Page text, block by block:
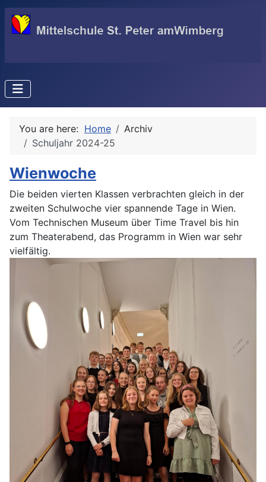
You are here: Home
Archiv
Schuljahr 2024-25
Wienwoche
Die beiden vierten Klassen verbrachten gleich in der
zweiten Schulwoche vier spannende Tage in Wien.
Vom Technischen Museum über Time Travel bis hin
zum Theaterabend, das Programm in Wien war sehr
vielfältig.